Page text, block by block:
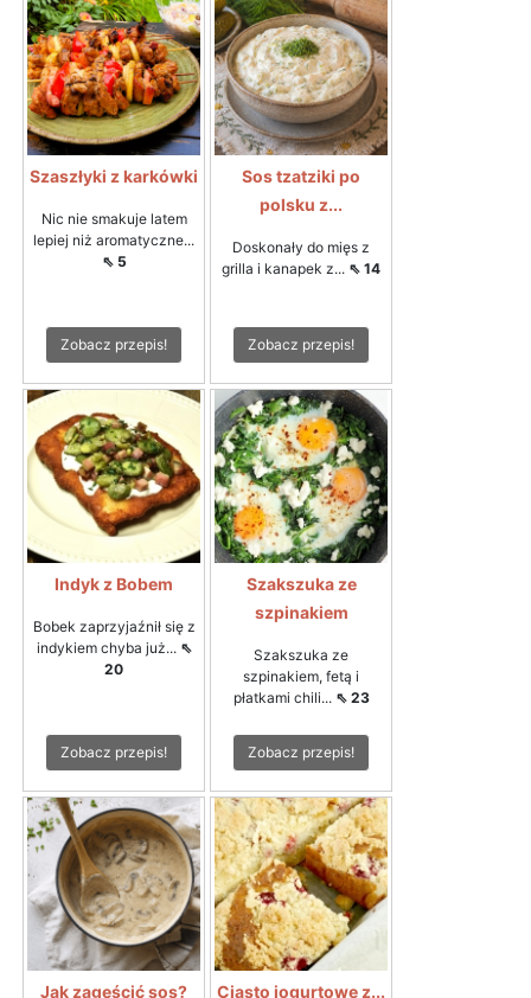
Szaszłyki z karkówki
Nic nie smakuje latem
lepiej niż aromatyczne...
⇖ 5
Zobacz przepis!
Sos tzatziki po
polsku z...
Doskonały do mięs z
grilla i kanapek z... ⇖ 14
Zobacz przepis!
Indyk z Bobem
Bobek zaprzyjaźnił się z
indykiem chyba już... ⇖
20
Zobacz przepis!
Szakszuka ze
szpinakiem
Szakszuka ze
szpinakiem, fetą i
płatkami chili... ⇖ 23
Zobacz przepis!
Jak zagęścić sos? Ciasto jogurtowe z...